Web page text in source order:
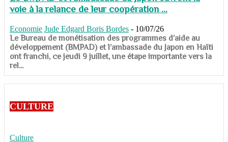
voie à la relance de leur coopération ...
Economie Jude Edgard Boris Bordes - 10/07/26
​​​​​​​Le Bureau de monétisation des programmes d’aide au
développement (BMPAD) et l’ambassade du Japon en Haïti
ont franchi, ce jeudi 9 juillet, une étape importante vers la
rel...
CULTURE
Culture